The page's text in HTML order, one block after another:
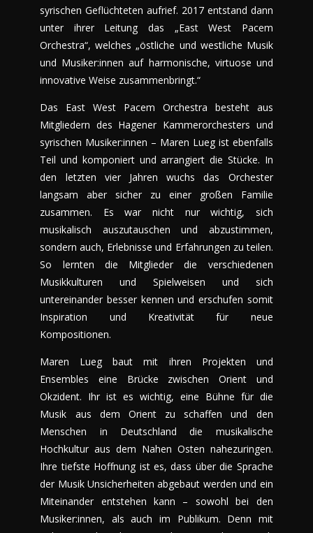
syrischen Geflüchteten aufrief. 2017 entstand dann
unter ihrer Leitung das „East West Pacem
Orchestra“, welches „östliche und westliche Musik
und Musiker:innen auf harmonische, virtuose und
innovative Weise zusammenbringt.“
Das East West Pacem Orchestra besteht aus
Mitgliedern des Hagener Kammerorchesters und
syrischen Musiker:innen – Maren Lueg ist ebenfalls
Teil und komponiert und arrangiert die Stücke. In
den letzten vier Jahren wuchs das Orchester
langsam aber sicher zu einer großen Familie
zusammen. Es war nicht nur wichtig, sich
musikalisch auszutauschen und abzustimmen,
sondern auch, Erlebnisse und Erfahrungen zu teilen.
So lernten die Mitglieder die verschiedenen
Musikkulturen und Spielweisen und sich
untereinander besser kennen und erschufen somit
Inspiration und Kreativität für neue
Kompositionen.
Maren Lueg baut mit ihren Projekten und
Ensembles eine Brücke zwischen Orient und
Okzident. Ihr ist es wichtig, eine Bühne für die
Musik aus dem Orient zu schaffen und den
Menschen in Deutschland die musikalische
Hochkultur aus dem Nahen Osten nahezuringen.
Ihre tiefste Hoffnung ist es, dass über die Sprache
der Musik Unsicherheiten abgebaut werden und ein
Miteinander entstehen kann – sowohl bei den
Musiker:innen, als auch im Publikum. Denn mit